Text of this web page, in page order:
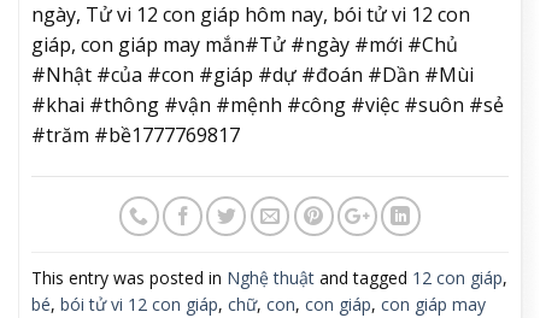
ngày, Tử vi 12 con giáp hôm nay, bói tử vi 12 con
giáp, con giáp may mắn#Tử #ngày #mới #Chủ
#Nhật #của #con #giáp #dự #đoán #Dần #Mùi
#khai #thông #vận #mệnh #công #việc #suôn #sẻ
#trăm #bề1777769817
This entry was posted in Nghệ thuật and tagged 12 con giáp,
bé, bói tử vi 12 con giáp, chữ, con, con giáp, con giáp may